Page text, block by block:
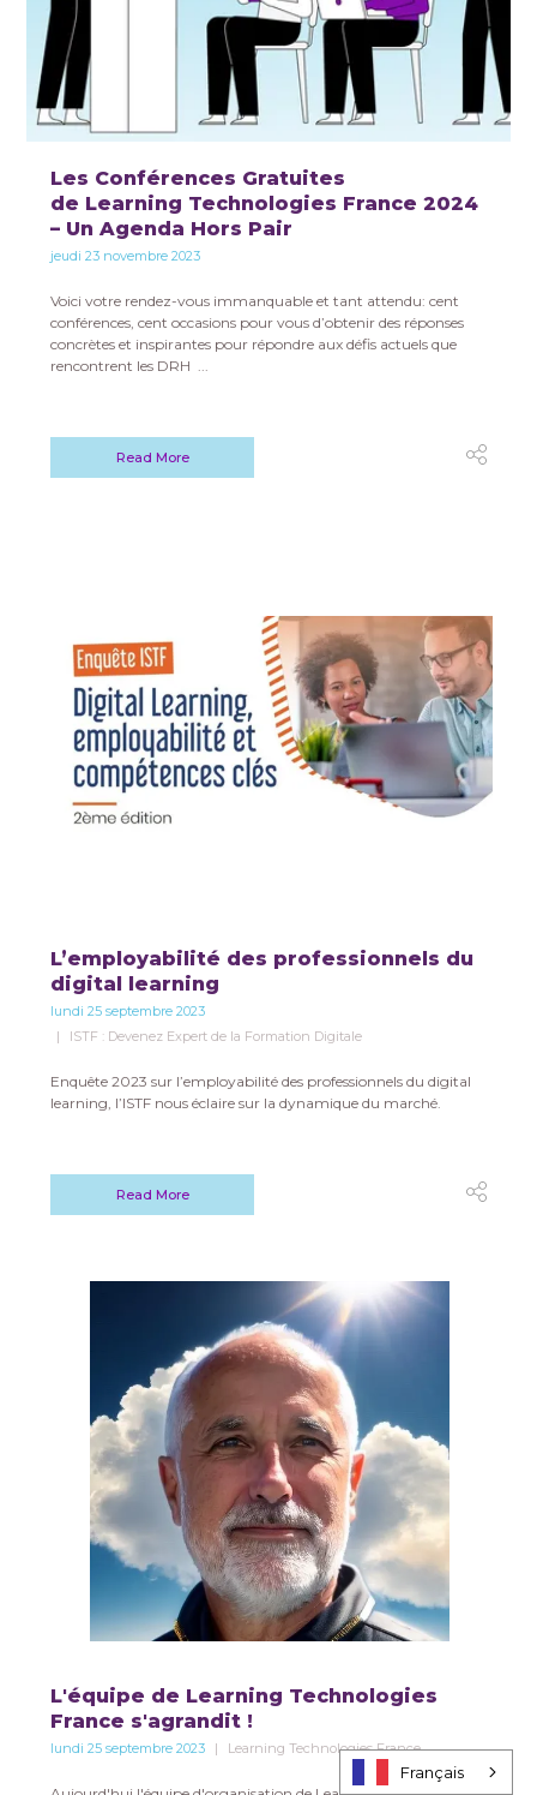
Les Conférences Gratuites
de Learning Technologies France 2024
– Un Agenda Hors Pair
jeudi 23 novembre 2023
Voici votre rendez-vous immanquable et tant attendu: cent
conférences, cent occasions pour vous d’obtenir des réponses
concrètes et inspirantes pour répondre aux défis actuels que
rencontrent les DRH ...
Read More
L’employabilité des professionnels du
digital learning
lundi 25 septembre 2023
ISTF : Devenez Expert de la Formation Digitale
Enquête 2023 sur l’employabilité des professionnels du digital
learning, l’ISTF nous éclaire sur la dynamique du marché.
Read More
L'équipe de Learning Technologies
France s'agrandit !
lundi 25 septembre 2023 Learning Technologies France
Français